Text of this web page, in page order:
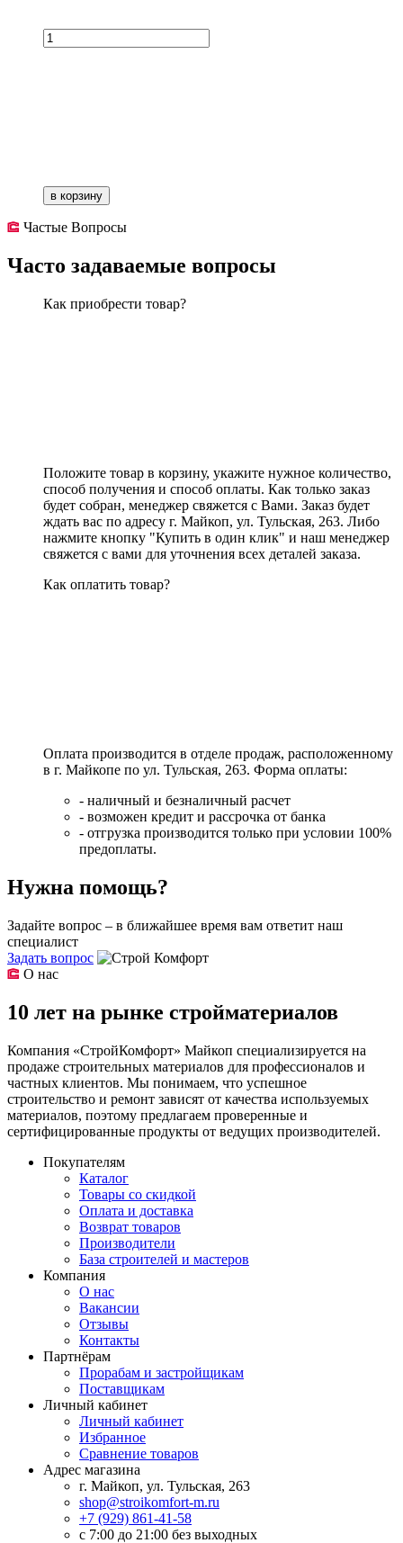
в корзину
Частые Вопросы
Часто задаваемые вопросы
Как приобрести товар?
Положите товар в корзину, укажите нужное количество,
способ получения и способ оплаты. Как только заказ
будет собран, менеджер свяжется с Вами. Заказ будет
ждать вас по адресу г. Майкоп, ул. Тульская, 263. Либо
нажмите кнопку "Купить в один клик" и наш менеджер
свяжется с вами для уточнения всех деталей заказа.
Как оплатить товар?
Оплата производится в отделе продаж, расположенному
в г. Майкопе по ул. Тульская, 263. Форма оплаты:
- наличный и безналичный расчет
- возможен кредит и рассрочка от банка
- отгрузка производится только при условии 100%
предоплаты.
Нужна помощь?
Задайте вопрос – в ближайшее время вам ответит наш
специалист
Задать вопрос
О нас
10 лет на рынке стройматериалов
Компания «СтройКомфорт» Майкоп специализируется на
продаже строительных материалов для профессионалов и
частных клиентов. Мы понимаем, что успешное
строительство и ремонт зависят от качества используемых
материалов, поэтому предлагаем проверенные и
сертифицированные продукты от ведущих производителей.
Покупателям
Каталог
Товары со скидкой
Оплата и доставка
Возврат товаров
Производители
База строителей и мастеров
Компания
О нас
Вакансии
Отзывы
Контакты
Партнёрам
Прорабам и застройщикам
Поставщикам
Личный кабинет
Личный кабинет
Избранное
Сравнение товаров
Адрес магазина
г. Майкоп, ул. Тульская, 263
shop@stroikomfort-m.ru
+7 (929) 861-41-58
с 7:00 до 21:00 без выходных